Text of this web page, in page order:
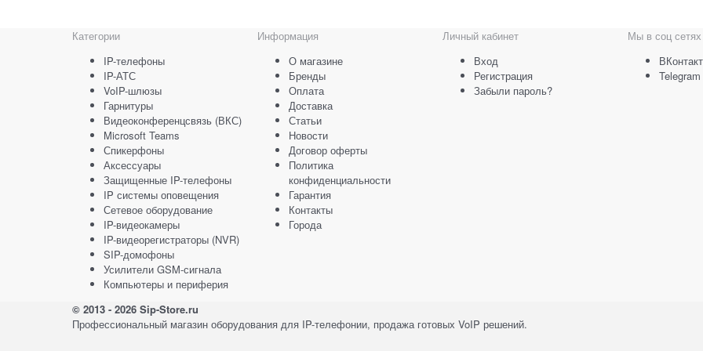
Категории
IP-телефоны
IP-АТС
VoIP-шлюзы
Гарнитуры
Видеоконференцсвязь (ВКС)
Microsoft Teams
Спикерфоны
Аксессуары
Защищенные IP-телефоны
IP системы оповещения
Сетевое оборудование
IP-видеокамеры
IP-видеорегистраторы (NVR)
SIP-домофоны
Усилители GSM-сигнала
Компьютеры и периферия
Информация
О магазине
Бренды
Оплата
Доставка
Статьи
Новости
Договор оферты
Политика
конфиденциальности
Гарантия
Контакты
Города
Личный кабинет
Вход
Регистрация
Забыли пароль?
Мы в соц сетях
Telegram
© 2013 - 2026 Sip-Store.ru
Профессиональный магазин оборудования для IP-телефонии, продажа готовых VoIP решений.